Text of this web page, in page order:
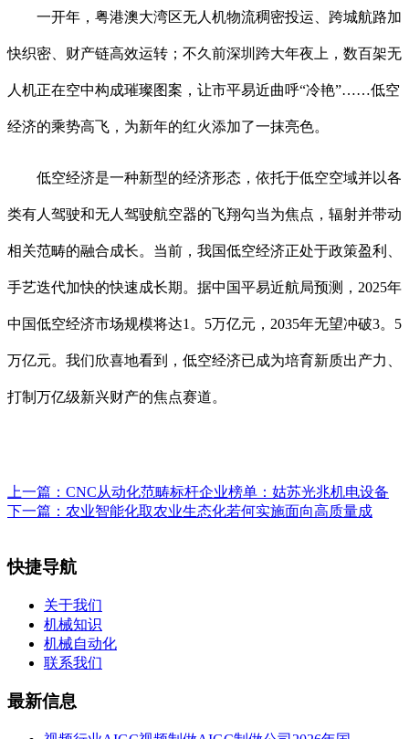
一开年，粤港澳大湾区无人机物流稠密投运、跨城航路加
快织密、财产链高效运转；不久前深圳跨大年夜上，数百架无
人机正在空中构成璀璨图案，让市平易近曲呼“冷艳”……低空
经济的乘势高飞，为新年的红火添加了一抹亮色。
低空经济是一种新型的经济形态，依托于低空空域并以各
类有人驾驶和无人驾驶航空器的飞翔勾当为焦点，辐射并带动
相关范畴的融合成长。当前，我国低空经济正处于政策盈利、
手艺迭代加快的快速成长期。据中国平易近航局预测，2025年
中国低空经济市场规模将达1。5万亿元，2035年无望冲破3。5
万亿元。我们欣喜地看到，低空经济已成为培育新质出产力、
打制万亿级新兴财产的焦点赛道。
上一篇： CNC从动化范畴标杆企业榜单：姑苏光兆机电设备
下一篇： 农业智能化取农业生态化若何实施面向高质量成
快捷导航
关于我们
机械知识
机械自动化
联系我们
最新信息